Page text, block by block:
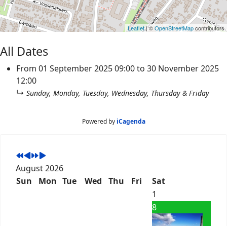
Leaflet| ©OpenStreetMapcontributors
All Dates
From 01 September 202509:00to 30 November 2025
12:00
↳ Sunday, Monday, Tuesday, Wednesday, Thursday & Friday
Powered by iCagenda
August 2026
Sun
Mon Tue Wed Thu Fri
Sat
1
8